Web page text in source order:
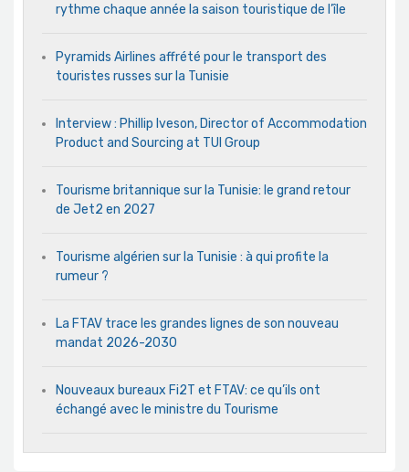
rythme chaque année la saison touristique de l’île
Pyramids Airlines affrété pour le transport des
touristes russes sur la Tunisie
Interview : Phillip Iveson, Director of Accommodation
Product and Sourcing at TUI Group
Tourisme britannique sur la Tunisie: le grand retour
de Jet2 en 2027
Tourisme algérien sur la Tunisie : à qui profite la
rumeur ?
La FTAV trace les grandes lignes de son nouveau
mandat 2026-2030
Nouveaux bureaux Fi2T et FTAV: ce qu’ils ont
échangé avec le ministre du Tourisme